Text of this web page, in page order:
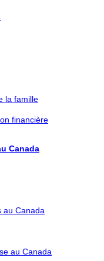
la famille
financière
Canada
au Canada
au Canada